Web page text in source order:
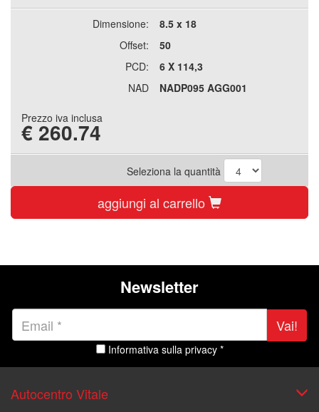
Dimensione:
8.5 x 18
Offset:
50
PCD:
6 X 114,3
NAD
NADP095 AGG001
Prezzo iva inclusa
€ 260.74
Seleziona la quantità
aggiungi al carrello
Newsletter
Vai!
Informativa sulla privacy *
Autocentro Vitale